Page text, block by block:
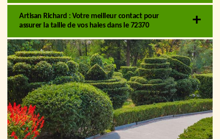
Artisan Richard : Votre meilleur contact pour
assurer la taille de vos haies dans le 72370